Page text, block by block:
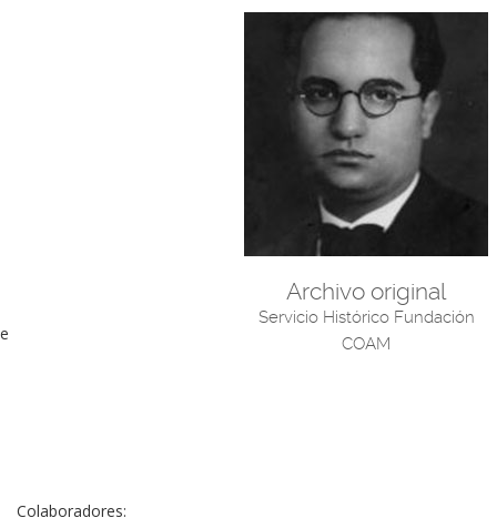
Archivo original
Servicio Histórico Fundación
COAM
e
Colaboradores: